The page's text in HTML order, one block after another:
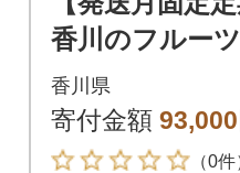
香川のフルー
9回
香川県
寄付金額 93,000
（0件